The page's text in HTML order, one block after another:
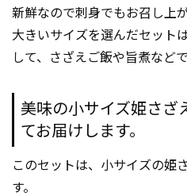
新鮮なので刺身でもお召し上
大きいサイズを選んだセット
して、さざえご飯や旨煮など
美味の小サイズ姫さざ
てお届けします。
このセットは、小サイズの姫
す。